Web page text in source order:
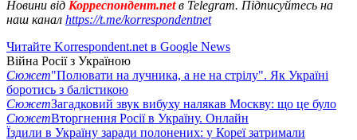
Новини від Корреспондент.netв Telegram. Підписуйтесь на
наш канал https://t.me/korrespondentnet
Читайте Korrespondent.net в Google News
Війна Росії з Україною
Сюжет"Полювати на лучника, а не на стрілу". Як Україні
боротись з балістикою
СюжетЗагадковий звук вибуху налякав Москву: що це було
СюжетВторгнення Росії в Україну. Онлайн
Їздили в Україну заради полонених: у Кореї затримали